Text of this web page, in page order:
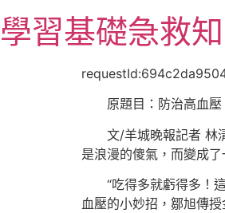
至
主
學習基礎急救
原題目：防治高血
文/羊城晚報記者 林
是浪漫的傻氣，而變成
“吃得多就虧得多！
血壓的小妙招，鄒旭傳授